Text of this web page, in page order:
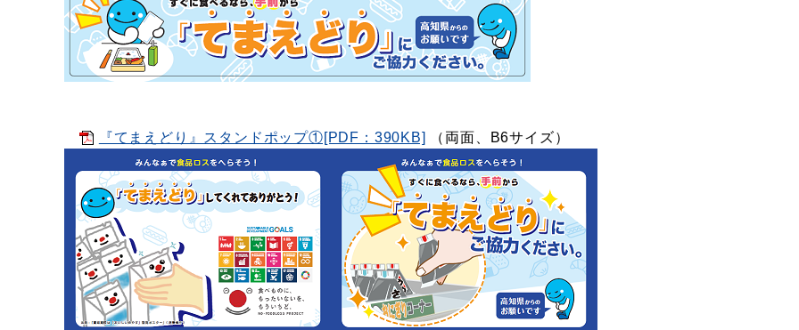
『てまえどり』スタンドポップ①[PDF：390KB] （両面、B6サイズ）